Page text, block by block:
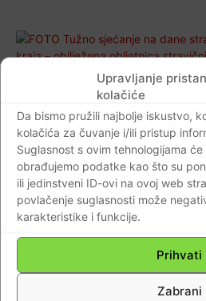
Upravljanje
kolačiće
Da bismo pružili najbolje iskustvo,
kolačića za čuvanje i/ili pristup
Suglasnost s ovim tehnologijama
obrađujemo podatke kao što su
ili jedinstveni ID-ovi na ovoj web
povlačenje suglasnosti može
karakteristike i funkcije.
Prihvati
Zabrani
FOTO Tužno sjećanje na
viduševačkog kraja –
stravičnih zločina u
koje još nitko nije
Braniteljski portal - 01.10.2018
ZLOČINI BEZ KAZNE:
ANTE GARIĆ JE